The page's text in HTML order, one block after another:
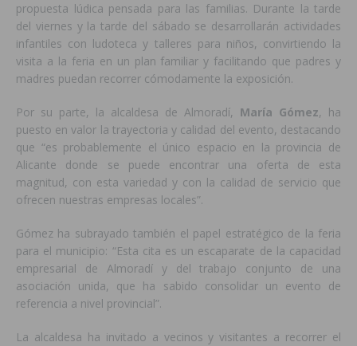
propuesta lúdica pensada para las familias. Durante la tarde
del viernes y la tarde del sábado se desarrollarán actividades
infantiles con ludoteca y talleres para niños, convirtiendo la
visita a la feria en un plan familiar y facilitando que padres y
madres puedan recorrer cómodamente la exposición.
Por su parte, la alcaldesa de Almoradí, María Gómez, ha
puesto en valor la trayectoria y calidad del evento, destacando
que “es probablemente el único espacio en la provincia de
Alicante donde se puede encontrar una oferta de esta
magnitud, con esta variedad y con la calidad de servicio que
ofrecen nuestras empresas locales”.
Gómez ha subrayado también el papel estratégico de la feria
para el municipio: “Esta cita es un escaparate de la capacidad
empresarial de Almoradí y del trabajo conjunto de una
asociación unida, que ha sabido consolidar un evento de
referencia a nivel provincial”.
La alcaldesa ha invitado a vecinos y visitantes a recorrer el